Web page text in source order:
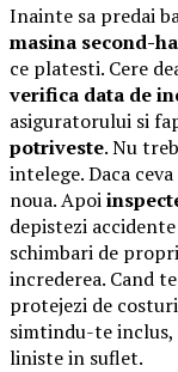
Inainte sa predai
masina second-
ce platesti. Cere
verifica data de
asiguratorului si
potriveste. Nu
intelege. Daca
noua. Apoi
depistezi
schimbari de
increderea. Cand
protejezi de
simtindu-te inclus,
liniste in suflet.